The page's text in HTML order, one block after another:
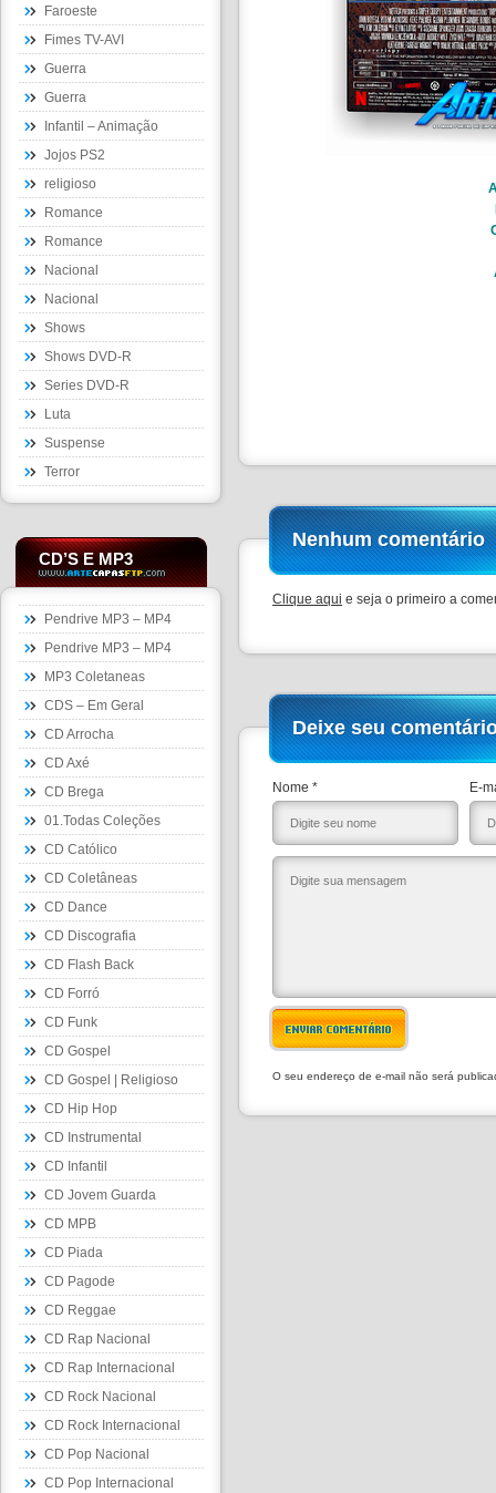
Faroeste
Fimes TV-AVI
Guerra
Guerra
Infantil – Animação
Jojos PS2
religioso
Romance
Romance
Nacional
Nacional
Shows
Shows DVD-R
Series DVD-R
Luta
Suspense
Terror
CD’S E MP3
Pendrive MP3 – MP4
Pendrive MP3 – MP4
MP3 Coletaneas
CDS – Em Geral
CD Arrocha
CD Axé
CD Brega
01.Todas Coleções
CD Católico
CD Coletâneas
CD Dance
CD Discografia
CD Flash Back
CD Forró
CD Funk
CD Gospel
CD Gospel | Religioso
CD Hip Hop
CD Instrumental
CD Infantil
CD Jovem Guarda
CD MPB
CD Piada
CD Pagode
CD Reggae
CD Rap Nacional
CD Rap Internacional
CD Rock Nacional
CD Rock Internacional
CD Pop Nacional
CD Pop Internacional
Nenhum comentário
Clique aqui e seja o primeiro a
Deixe seu
Nome * E-
ENVIAR COMENTÁRIO
O seu endereço de e-mail não será